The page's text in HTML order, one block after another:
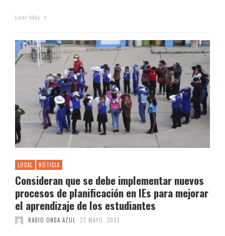
Leer Más
LOCAL NOTICIA
Consideran que se debe implementar nuevos
procesos de planificación en IEs para mejorar
el aprendizaje de los estudiantes
RADIO ONDA AZUL 27 MAYO, 2023